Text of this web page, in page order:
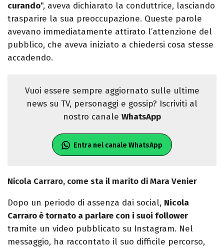
curando", aveva dichiarato la conduttrice, lasciando
trasparire la sua preoccupazione. Queste parole
avevano immediatamente attirato l’attenzione del
pubblico, che aveva iniziato a chiedersi cosa stesse
accadendo.
Vuoi essere sempre aggiornato sulle ultime
news su TV, personaggi e gossip? Iscriviti al
nostro canale WhatsApp
Entra nel canale WhatsApp
Nicola Carraro, come sta il marito di Mara Venier
Dopo un periodo di assenza dai social, Nicola
Carraro è tornato a parlare con i suoi follower
tramite un video pubblicato su Instagram. Nel
messaggio, ha raccontato il suo difficile percorso,